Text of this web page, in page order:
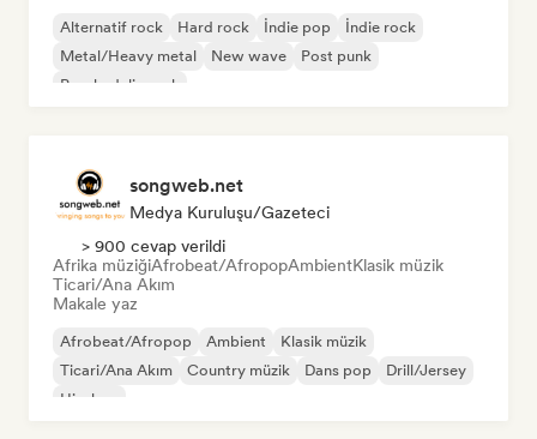
Alternatif rock Hard rock İndie pop
İndie rock
Metal/Heavy metal
New wave
Post punk
Psychedelic rock
songweb.net
Medya Kuruluşu/Gazeteci
> 900 cevap verildi
Afrika müziğiAfrobeat/AfropopAmbientKlasik müzik
Ticari/Ana Akım
Makale yaz
Afrobeat/Afropop Ambient
Klasik müzik
Ticari/Ana Akım
Country müzik Dans pop
Drill/Jersey
Hip-hop